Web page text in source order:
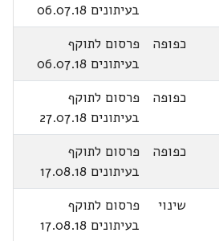
בעיתונים 06.07.18
כפופה
פרסום לתוקף
בעיתונים 06.07.18
כפופה
פרסום לתוקף
בעיתונים 27.07.18
כפופה
פרסום לתוקף
בעיתונים 17.08.18
שינוי
פרסום לתוקף
בעיתונים 17.08.18